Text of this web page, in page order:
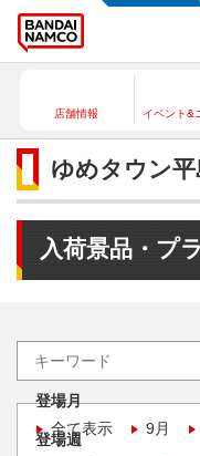
店舗情報 イベント&
ゆめタウン
入荷景品・プ
登場月
全て表示
9月
登場週